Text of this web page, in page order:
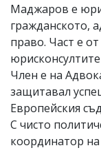
Маджаров е
гражданското,
право. Част е
Член е на
защитавал
Европейския
С чисто
координатор на